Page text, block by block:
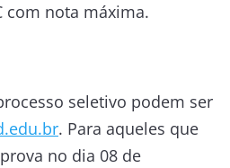
com nota máxima.
seletivo podem ser
. Para aqueles que
no dia 08 de